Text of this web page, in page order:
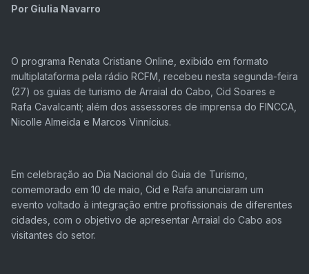
Por Giulia Navarro
O programa Renata Cristiane Online, exibido em formato
multiplataforma pela rádio RCFM, recebeu nesta segunda-feira
(27) os guias de turismo de Arraial do Cabo, Cid Soares e
Rafa Cavalcanti; além dos assessores de imprensa do FINCCA,
Nicolle Almeida e Marcos Vinnícius.
Em celebração ao Dia Nacional do Guia de Turismo,
comemorado em 10 de maio, Cid e Rafa anunciaram um
evento voltado à integração entre profissionais de diferentes
cidades, com o objetivo de apresentar Arraial do Cabo aos
visitantes do setor.